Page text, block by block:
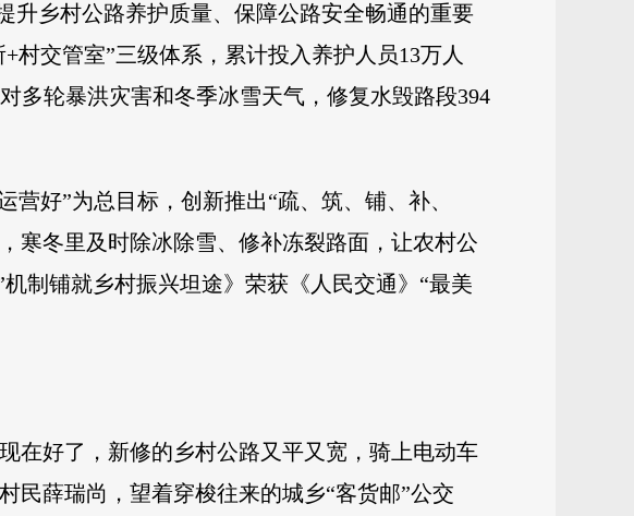
升乡村公路养护质量、保障公路安全畅通的重要
村交管室”三级体系，累计投入养护人员13万人
多轮暴洪灾害和冬季冰雪天气，修复水毁路段394
好”为总目标，创新推出“疏、筑、铺、补、
寒冬里及时除冰除雪、修补冻裂路面，让农村公
制铺就乡村振兴坦途》荣获《人民交通》“最美
在好了，新修的乡村公路又平又宽，骑上电动车
民薛瑞尚，望着穿梭往来的城乡“客货邮”公交